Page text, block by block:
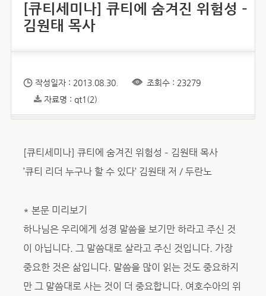
[큐티세미나] 큐티에 숨겨진 위험성 –
김원태 목사
작성일자 : 2013.08.30.
조회수 : 23279
자료명 : qt1(2)
[큐티세미나] 큐티에 숨겨진 위험성 – 김원태 목사
’큐티 리더 누구나 할 수 있다’ 김원태 저 / 두란노
* 본문 미리보기
하나님은 우리에게 성경 말씀을 보기만 하라고 주신 것
이 아닙니다. 그 말씀대로 살라고 주신 것입니다. 가장
중요한 것은 삶입니다. 말씀을 많이 읽는 것도 중요하지
만 그 말씀대로 사는 것이 더 중요합니다. 여호수아의 위